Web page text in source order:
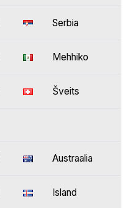
Serbia
Mehhiko
Šveits
Austraalia
Island